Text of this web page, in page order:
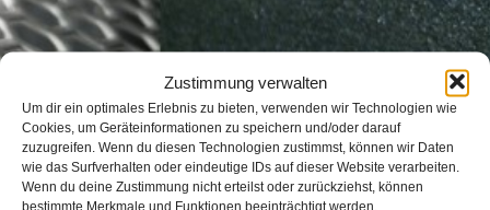
Zustimmung verwalten
Um dir ein optimales Erlebnis zu bieten, verwenden wir Technologien wie
Cookies, um Geräteinformationen zu speichern und/oder darauf
zuzugreifen. Wenn du diesen Technologien zustimmst, können wir Daten
wie das Surfverhalten oder eindeutige IDs auf dieser Website verarbeiten.
Wenn du deine Zustimmung nicht erteilst oder zurückziehst, können
bestimmte Merkmale und Funktionen beeinträchtigt werden.
Schweißbaugruppen
Oberflächen
Ansprechpartner
Anfahrt
Service
Referenzen